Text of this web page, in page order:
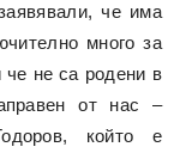
че има
много за
че не са родени в
от нас –
който е